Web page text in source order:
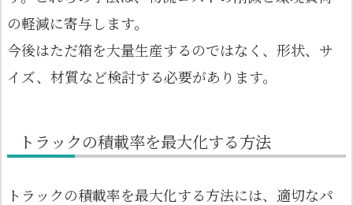
の軽減に寄与します。
今後はただ箱を大量生産するのではなく、形状、サ
イズ、材質など検討する必要があります。
トラックの積載率を最大化する方法
トラックの積載率を最大化する方法には、適切なパ